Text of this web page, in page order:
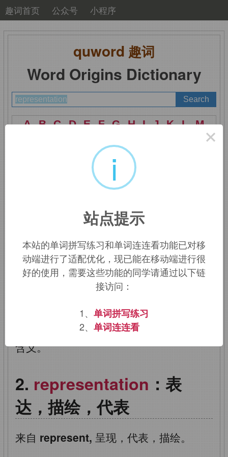
趣词首页 公众号 小程序
quword 趣词
Word Origins Dictionary
A B C D E F G H I J K L
M
Z
representation
述，表示，描绘；代表，代
理
词根词缀：re-再+present赠送,呈现
名词词尾
该词的英语词源请访问趣词词源英文版：
representation 词源，representation
含义。
representation ：表
达，描绘，代表
来自 represent, 呈现，代表，描绘。
×
i
站点提示
本站的单词拼写练习和单词连连看功能已对移
动端进行了适配优化，现已能在移动端进行很
好的使用，需要这些功能的同学请通过以下链
接访问：
1、 单词拼写练习
2、 单词连连看